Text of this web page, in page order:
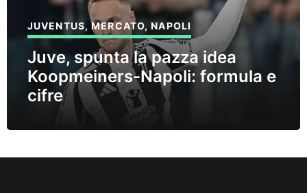
JUVENTUS,MERCATO,NAPOLI
Juve, spunta la pazza idea
Koopmeiners-Napoli: formula e
cifre